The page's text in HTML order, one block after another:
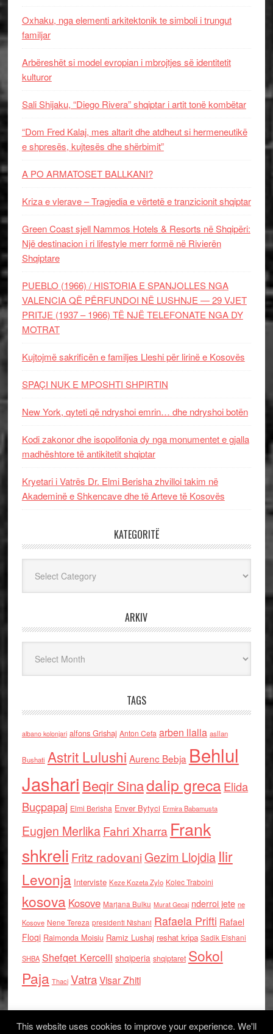
Oxhaku, nga elementi arkitektonik te simboli i trungut
familjar
Arbëreshët si model evropian i mbrojtjes së identitetit
kulturor
Sali Shijaku, “Diego Rivera” shqiptar i artit tonë kombëtar
“Dom Fred Kalaj, mes altarit dhe atdheut si hermeneutikë
e shpresës, kujtesës dhe shërbimit”
A PO ARMATOSET BALLKANI?
Kriza e vlerave – Tragjedia e vërtetë e tranzicionit shqiptar
Green Coast sjell Nammos Hotels & Resorts në Shqipëri:
Një destinacion i ri lifestyle merr formë në Rivierën
Shqiptare
PUEBLO (1966) / HISTORIA E SPANJOLLES NGA
VALENCIA QË PËRFUNDOI NË LUSHNJE — 29 VJET
PRITJE (1937 – 1966) TË NJË TELEFONATE NGA DY
MOTRAT
Kujtojmë sakrificën e familjes Lleshi për lirinë e Kosovës
SPAÇI NUK E MPOSHTI SHPIRTIN
New York, qyteti që ndryshoi emrin… dhe ndryshoi botën
Kodi zakonor dhe isopolifonia dy nga monumentet e gjalla
madhështore të antikitetit shqiptar
Kryetari i Vatrës Dr. Elmi Berisha zhvilloi takim në
Akademinë e Shkencave dhe të Arteve të Kosovës
KATEGORITË
ARKIV
TAGS
albano kolonjari alfons Grishaj Anton Cefa arben llalla asllan
Bushati Astrit Lulushi Aurenc Bebja Behlul
Jashari Beqir Sinadalip grecaElida
Buçpapaj Elmi Berisha Enver Bytyci Ermira Babamusta
Eugjen MerlikaFahri Xharra Frank
shkreli Fritz radovaniGezim Llojdia Ilir
Levonja Interviste Keze Kozeta Zylo Kolec Traboini
kosova Kosove Marjana Bulku Murat Gecaj nderroi jete ne
Kosove Nene Tereza presidenti Nishani Rafaela Prifti Rafael
Floqi Raimonda Moisiu Ramiz Lushaj reshat kripa Sadik Elshani
SHBA Shefqet Kercelli shqiperia shqiptaret Sokol
Paja Thaci VatraVisar Zhiti
This website uses cookies to improve your experience. We'll